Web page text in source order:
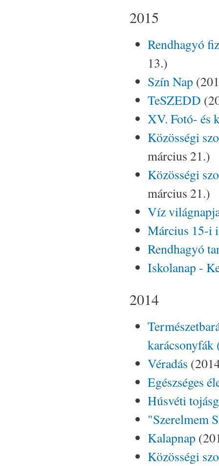
2015
Rendhagyó
13.)
Szín Nap
TeSZEDD
XV. Fotó- és
Közösségi
március 21.)
Közösségi
március 21.)
Víz
Március 15-i
Rendhagyó
Iskolanap -
2014
Véradás
Egészséges
Húsvéti
"Szerelmem
Kalapnap
Közösségi